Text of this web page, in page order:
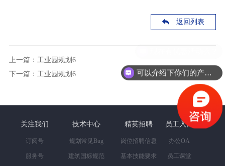
返回列表
上一篇：工业园规划6
下一篇：工业园规划6
关注我们
订阅号
服务号
技术中心
规划常见Bug
建筑国标规范
精英招聘
岗位招聘信息
基本技能要求
员工入口
办公OA
员工课堂
可以介绍下你们的产品么？